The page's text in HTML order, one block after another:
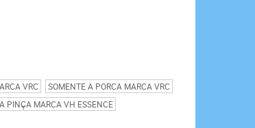
VRC
SOMENTE A PORCA MARCA VRC
PINÇA MARCA VH ESSENCE